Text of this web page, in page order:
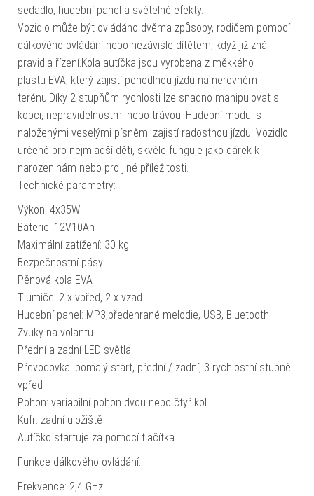
sedadlo, hudební panel a světelné efekty.
Vozidlo může být ovládáno dvěma způsoby, rodičem pomocí
dálkového ovládání nebo nezávisle dítětem, když již zná
pravidla řízení.Kola autíčka jsou vyrobena z měkkého
plastu EVA, který zajistí pohodlnou jízdu na nerovném
terénu.Díky 2 stupňům rychlosti lze snadno manipulovat s
kopci, nepravidelnostmi nebo trávou. Hudební modul s
naloženými veselými písněmi zajistí radostnou jízdu. Vozidlo
určené pro nejmladší děti, skvěle funguje jako dárek k
narozeninám nebo pro jiné příležitosti.
Technické parametry:
Výkon: 4x35W
Baterie: 12V10Ah
Maximální zatížení: 30 kg
Bezpečnostní pásy
Pěnová kola EVA
Tlumiče: 2 x vpřed, 2 x vzad
Hudební panel: MP3,předehrané melodie, USB, Bluetooth
Zvuky na volantu
Přední a zadní LED světla
Převodovka: pomalý start, přední / zadní, 3 rychlostní stupně
vpřed
Pohon: variabilní pohon dvou nebo čtyř kol
Kufr: zadní uložiště
Autíčko startuje za pomocí tlačítka
Funkce dálkového ovládání:
Frekvence: 2,4 GHz